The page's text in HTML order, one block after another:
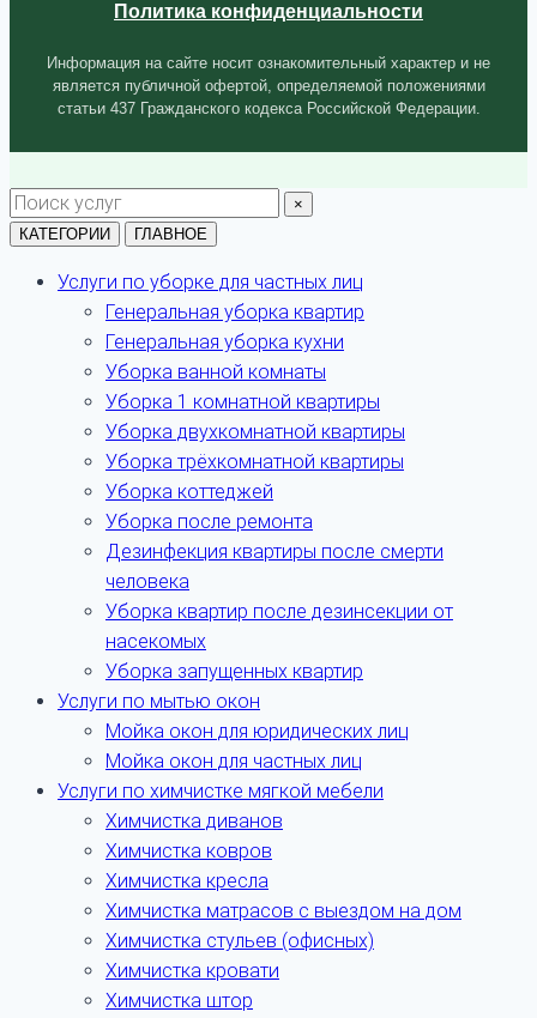
Политика конфиденциальности
Информация на сайте носит ознакомительный характер и не
является публичной офертой, определяемой положениями
статьи 437 Гражданского кодекса Российской Федерации.
Поиск
услуг
×
КАТЕГОРИИ
ГЛАВНОЕ
Услуги по уборке для частных лиц
Генеральная уборка квартир
Генеральная уборка кухни
Уборка ванной комнаты
Уборка 1 комнатной квартиры
Уборка двухкомнатной квартиры
Уборка трёхкомнатной квартиры
Уборка коттеджей
Уборка после ремонта
Дезинфекция квартиры после смерти
человека
Уборка квартир после дезинсекции от
насекомых
Уборка запущенных квартир
Услуги по мытью окон
Мойка окон для юридических лиц
Мойка окон для частных лиц
Услуги по химчистке мягкой мебели
Химчистка диванов
Химчистка ковров
Химчистка кресла
Химчистка матрасов с выездом на дом
Химчистка стульев (офисных)
Химчистка кровати
Химчистка штор